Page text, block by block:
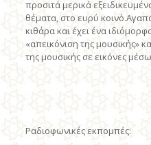
προσιτά μερικά
θέματα, στο ευρύ
κιθάρα και έχει ένα
«απεικόνιση της μουσικής»
της μουσικής σε εικόνες
Pαδιοφωνικές εκπομπές: